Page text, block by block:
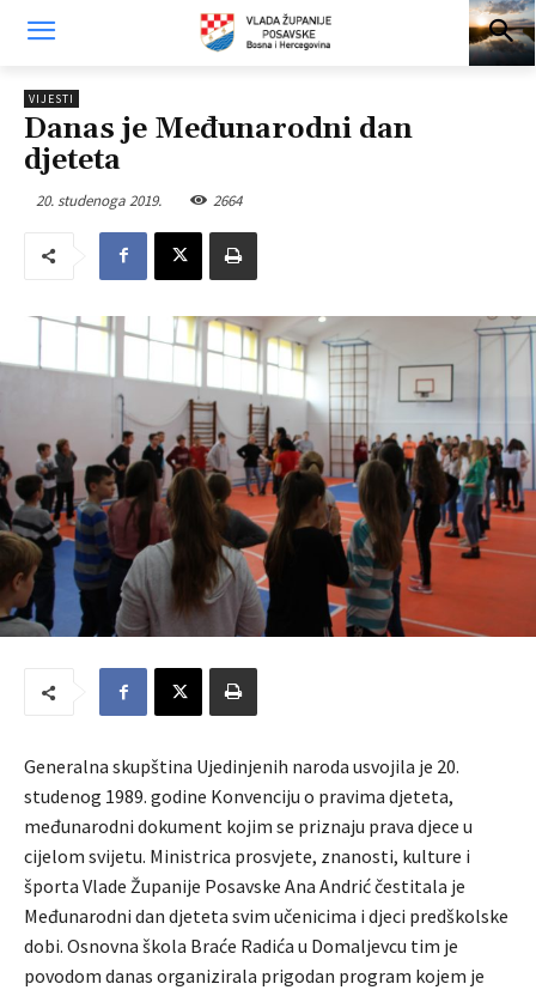
VIJESTI
Danas je Međunarodni dan
djeteta
20. studenoga 2019. 2664
Generalna skupština Ujedinjenih naroda usvojila je 20.
studenog 1989. godine Konvenciju o pravima djeteta,
međunarodni dokument kojim se priznaju prava djece u
cijelom svijetu. Ministrica prosvjete, znanosti, kulture i
športa Vlade Županije Posavske Ana Andrić čestitala je
Međunarodni dan djeteta svim učenicima i djeci predškolske
dobi. Osnovna škola Braće Radića u Domaljevcu tim je
povodom danas organizirala prigodan program kojem je